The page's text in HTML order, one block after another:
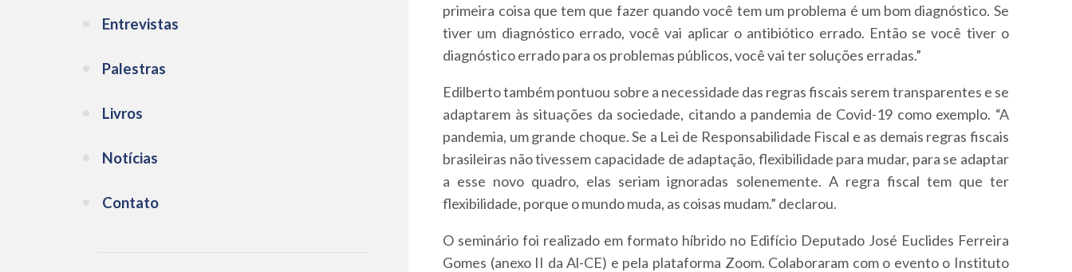
Entrevistas
Palestras
Livros
Notícias
Contato
primeira coisa que tem que fazer quando você tem um problema é um bom diagnóstico. Se
tiver um diagnóstico errado, você vai aplicar o antibiótico errado. Então se você tiver o
diagnóstico errado para os problemas públicos, você vai ter soluções erradas.”
Edilberto também pontuou sobre a necessidade das regras fiscais serem transparentes e se
adaptarem às situações da sociedade, citando a pandemia de Covid-19 como exemplo. “A
pandemia, um grande choque. Se a Lei de Responsabilidade Fiscal e as demais regras fiscais
brasileiras não tivessem capacidade de adaptação, flexibilidade para mudar, para se adaptar
a esse novo quadro, elas seriam ignoradas solenemente. A regra fiscal tem que ter
flexibilidade, porque o mundo muda, as coisas mudam.” declarou.
O seminário foi realizado em formato híbrido no Edifício Deputado José Euclides Ferreira
Gomes (anexo II da Al-CE) e pela plataforma Zoom. Colaboraram com o evento o Instituto